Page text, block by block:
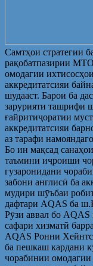
Самтҳои стратегии
рақобатпазирии
омодагии
аккредитатсияи
шудааст. Барои ба
зарурияти ташрифи
ғайритиҷоратии
аккредитатсияи
аз тарафи
Бо ин мақсад
таъмини иҷроиши
гузаронидани
забони англисӣ ба
мудири шӯъбаи
дафтари AQAS ба
Рӯзи аввал бо
сафари хизматӣ
AQAS Ронни
ба пешкаш кардани
чорабинии омодагии